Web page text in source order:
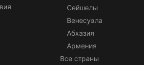
Сейшелы
Венесуэла
Абхазия
Армения
Все страны